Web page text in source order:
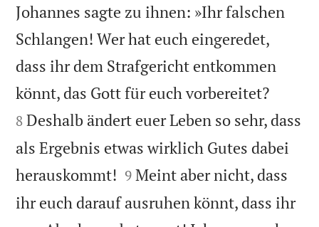
Johannes sagte zu ihnen: »Ihr falschen
Schlangen! Wer hat euch eingeredet,
dass ihr dem Strafgericht entkommen
könnt, das Gott für euch vorbereitet?
8 Deshalb ändert euer Leben so sehr, dass
als Ergebnis etwas wirklich Gutes dabei
herauskommt! 

9 Meint aber nicht, dass
ihr euch darauf ausruhen könnt, dass ihr